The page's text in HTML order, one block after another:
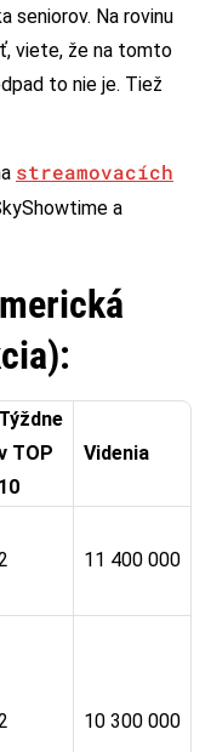
seniorov. Na rovinu
viete, že na tomto
to nie je. Tiež
streamovacích
a
Týždne
TOP
10
Videnia
11 400 000
10 300 000